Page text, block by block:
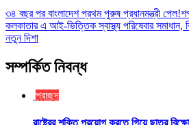
৩৪ বছর পর বাংলাদেশ প্রথম পুরুষ প্রধানমন্ত্রী
কলকাতার এ আই-ভিত্তিক স্বাস্থ্য পরিষেবার
নতুন দিশা
সম্পর্কিত নিবন্ধ
প্রচ্ছদ
রাষ্ট্রের শক্তি প্রয়োগ করতে গিয়ে ছাত্র